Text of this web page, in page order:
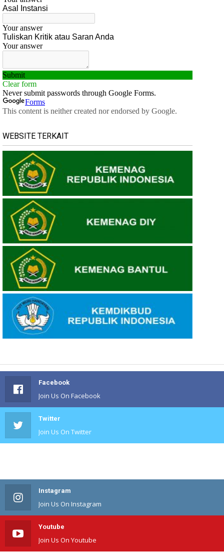
WEBSITE TERKAIT
Facebook
Join Us On Facebook
Twitter
Join Us On Twitter
Instagram
Join Us On Instagram
Youtube
Join Us On Youtube